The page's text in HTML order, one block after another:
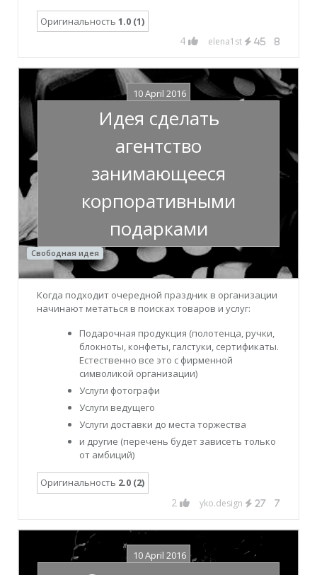
Оригинальность1.0 (1)
4 elena1st 45 8
10 April 2016
Идея сделать
агентство
занимающееся
корпоративными
подарками
Свободная идея
Когда подходит очередной праздник в организации
начинают метаться в поисках товаров и услуг:
Подарочная продукция (полотенца, ручки,
блокноты, конфеты, галстуки, сертификаты.
Естественно все это с фирменной
символикой организации)
Услуги фотографи
Услуги ведущего
Услуги доставки до места торжества
и другие (перечень будет зависеть только
от амбиций)
Оригинальность 2.0 (2)
2 yko.design 27 7
10 April 2016